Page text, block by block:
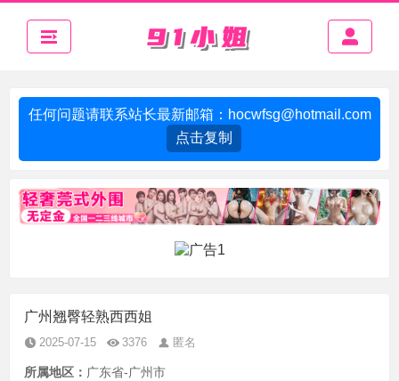
任何问题请联系站长最新邮箱： hocwfsg@hotmail.com
点击复制
广州翘臀轻熟西西姐
2025-07-15 3376 匿名
所属地区： 广东省-广州市